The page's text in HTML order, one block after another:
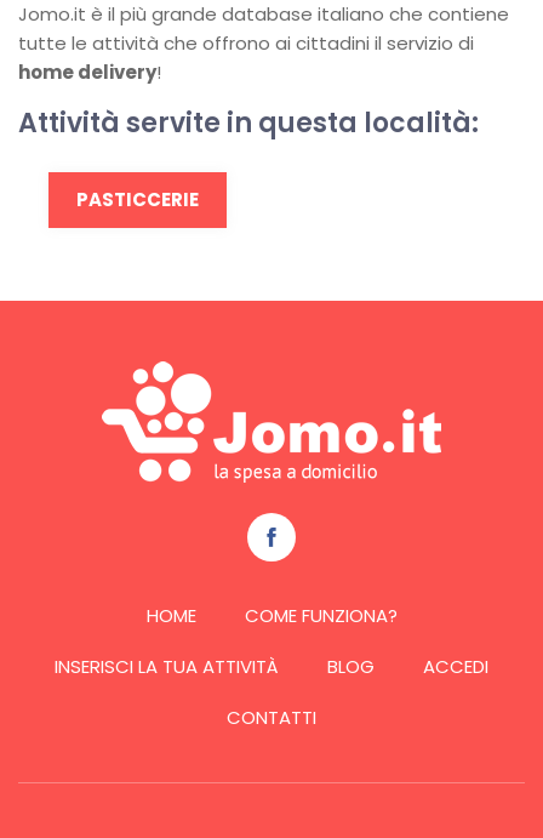
Jomo.it è il più grande database italiano che contiene
tutte le attività che offrono ai cittadini il servizio di
home delivery!
Attività servite in questa località:
PASTICCERIE
HOME
COME FUNZIONA?
INSERISCI LA TUA ATTIVITÀ
BLOG
ACCEDI
CONTATTI